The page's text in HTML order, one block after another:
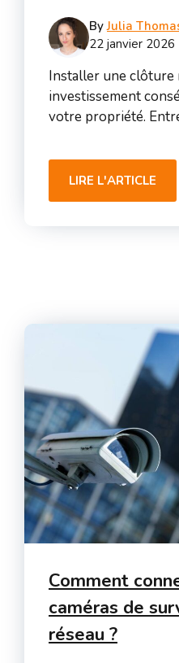
ByJulia
22 janvier 2026
Installer une clôture
investissement
votre propriété.
LIRE L'ARTICLE
Comment
caméras de
réseau ?